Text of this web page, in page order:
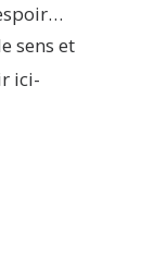
sens et
ici-